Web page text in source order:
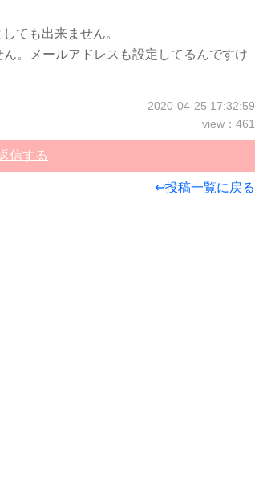
ても出来ません。
。メールアドレスも設定してるんですけ
2020-04-25 17:32:59
view：461
信する
↩投稿一覧に戻る